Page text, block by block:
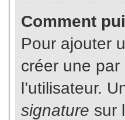
Comment
Pour ajouter
créer une par
l’utilisateur.
signature sur